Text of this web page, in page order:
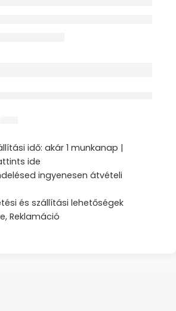
idő: akár 1 munkanap |
ide
ingyenesen átvételi
és szállítási lehetőségek
Reklamáció